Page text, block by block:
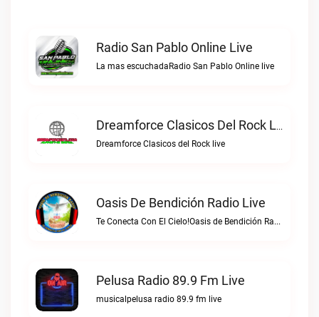
Radio San Pablo Online Live
La mas escuchadaRadio San Pablo Online live
Dreamforce Clasicos Del Rock Live
Dreamforce Clasicos del Rock live
Oasis De Bendición Radio Live
Te Conecta Con El Cielo!Oasis de Bendición Radio live
Pelusa Radio 89.9 Fm Live
musicalpelusa radio 89.9 fm live